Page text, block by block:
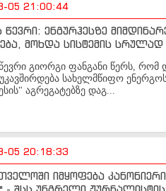
05 21:00:44
წევრი: ენგურჰესზე
მოხდა სისტემის სრულად
წევრი გიორგი ფანგანი წერს,
სახელმწიფო
აგრეგატებზე დაგ...
05 20:18:33
იმყოფება